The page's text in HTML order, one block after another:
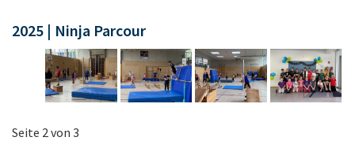
2025 | Ninja Parcour
Seite 2 von 3